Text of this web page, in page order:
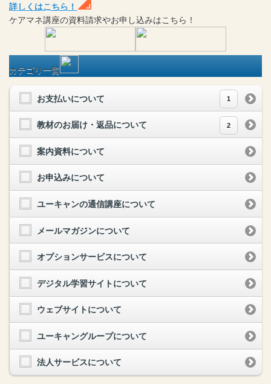
詳しくはこちら！
ケアマネ講座の資料請求やお申し込みはこちら！
カテゴリ一覧
お支払いについて 1
教材のお届け・返品について 2
案内資料について
お申込みについて
ユーキャンの通信講座について
メールマガジンについて
オプションサービスについて
デジタル学習サイトについて
ウェブサイトについて
ユーキャングループについて
法人サービスについて